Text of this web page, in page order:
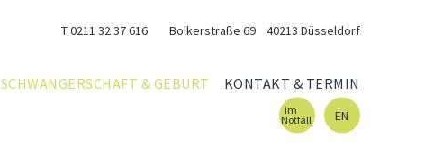
T 0211 32 37 616Bolkerstraße 69 40213 Düsseldorf
im
Notfall EN
SCHWANGERSCHAFT & GEBURT KONTAKT & TERMIN